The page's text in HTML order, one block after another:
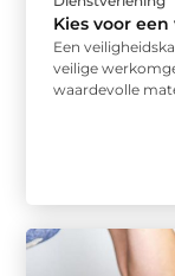
Kies voor
Een
veilige
waardevolle